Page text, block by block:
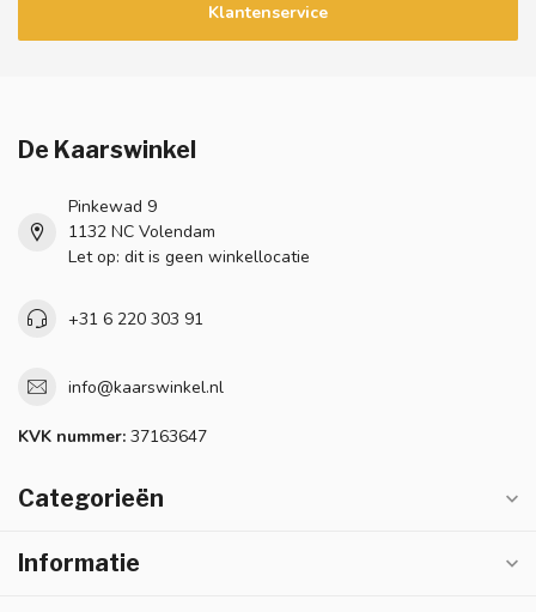
Klantenservice
De Kaarswinkel
Pinkewad 9
1132 NC Volendam
Let op: dit is geen winkellocatie
+31 6 220 303 91
info@kaarswinkel.nl
KVK nummer: 37163647
Categorieën
Informatie